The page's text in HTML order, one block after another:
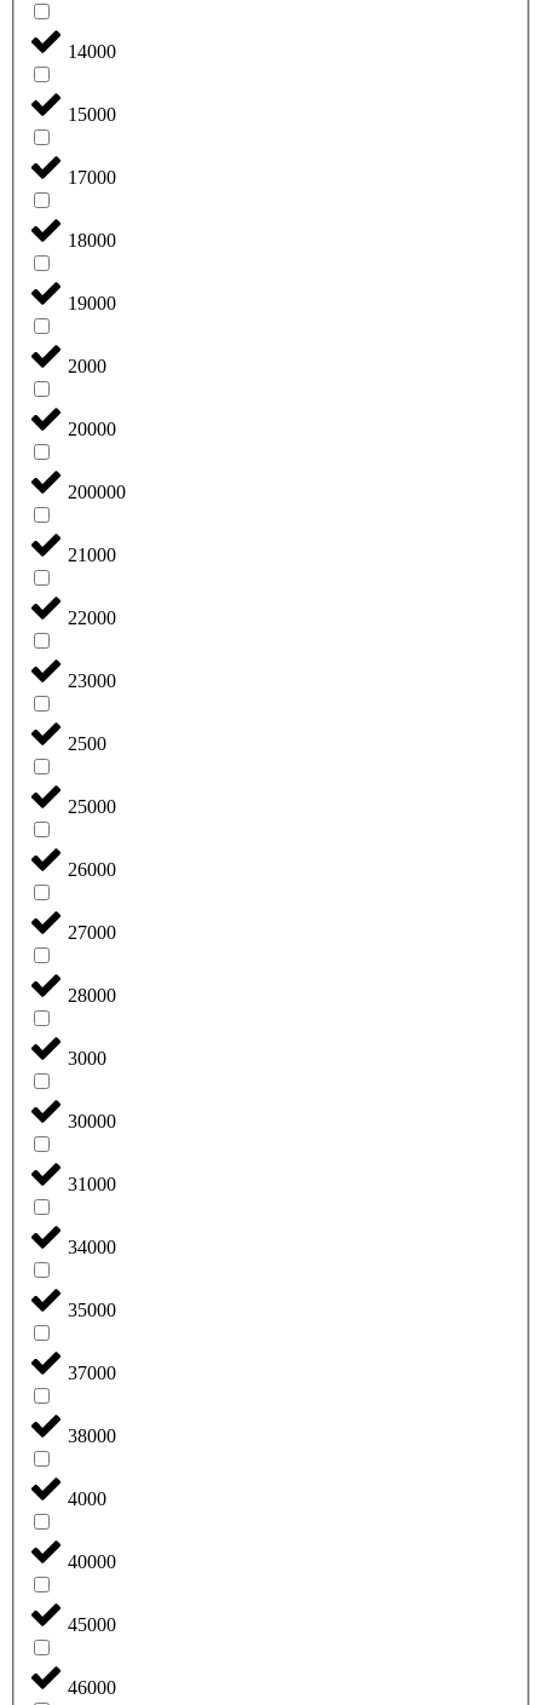
14000
15000
17000
18000
19000
2000
20000
200000
21000
22000
23000
2500
25000
26000
27000
28000
3000
30000
31000
34000
35000
37000
38000
4000
40000
45000
46000